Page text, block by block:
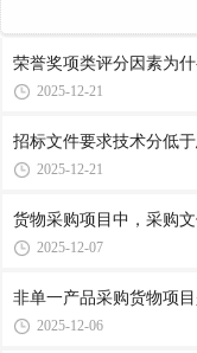
合作创新采购
联合体与分包
弄虚作假
荣誉奖项类评分因素为
2025-12-21
招标文件要求技术分低
2025-12-21
货物采购项目中，采购
2025-12-07
非单一产品采购货物项
2025-12-06